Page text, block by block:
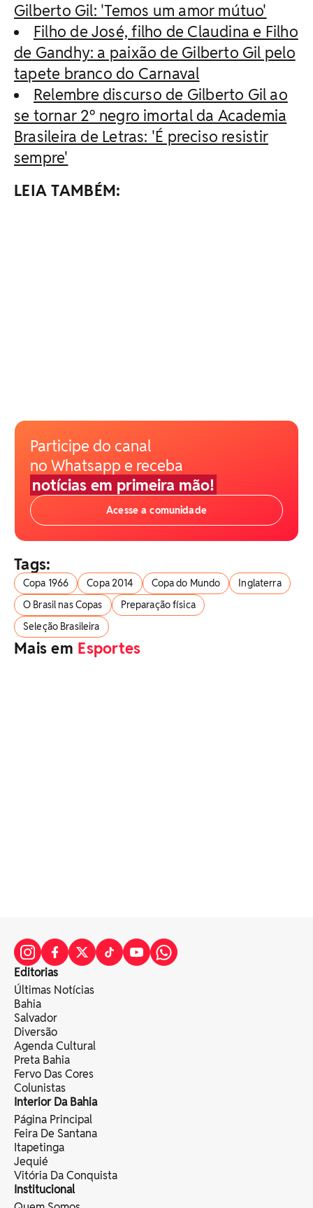
Gilberto Gil: 'Temos um amor mútuo'
Filho de José, filho de Claudina e Filho
de Gandhy: a paixão de Gilberto Gil pelo
tapete branco do Carnaval
Relembre discurso de Gilberto Gil ao
se tornar 2º negro imortal da Academia
Brasileira de Letras: 'É preciso resistir
sempre'
LEIA TAMBÉM:
Participe do canal
no Whatsapp e receba
notícias em primeira mão!
Acesse a comunidade
Tags:
Copa 1966 Copa 2014 Copa do Mundo
Inglaterra
O Brasil nas Copas
Preparação física
Seleção Brasileira
Mais em Esportes
Editorias
Últimas Notícias
Bahia
Salvador
Diversão
Agenda Cultural
Preta Bahia
Fervo Das Cores
Colunistas
Interior Da Bahia
Página Principal
Feira De Santana
Itapetinga
Jequié
Vitória Da Conquista
Institucional